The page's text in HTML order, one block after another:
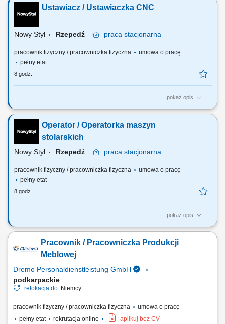
(Bacci, Fanum) prowadzenie procesu produkcyjnego zgodnie z
dokumentacją; kontrola poprawności kluczowych parametrów
produkowanych komponentów; osiąganie ustalonych...
Ustawiacz / Ustawiaczka CNC
Nowy Styl Rzepedź praca stacjonarna
pracownik fizyczny / pracowniczka fizyczna
umowa o pracę
pełny etat
8 godz.
pokaż opis
Twój zakres obowiązków: wybór programu i oprzyrządowania oraz
ustawienie parametrów pracy; prowadzenie procesu produkcyjnego
zgodnie z dokumentacją; kontrola procesu pracy maszyny CNC
kontrola poprawności kluczowych parametrów produkowanych
komponentów; osiąganie ustalonych celów...
Operator / Operatorka maszyn
stolarskich
Nowy Styl Rzepedź praca stacjonarna
pracownik fizyczny / pracowniczka fizyczna
umowa o pracę
pełny etat
8 godz.
pokaż opis
Twój zakres obowiązków: praca na stanowisku produkcyjnym w
stolarskich tj. prasy, walce, obrabiarki, strugarki czterostronne – po
przeszkoleniu; prowadzenie procesu produkcyjnego zgodnie z
Pracownik / Pracowniczka Produkcji
Meblowej
Dremo Personaldienstleistung GmbH
podkarpackie
relokacja do: Niemcy
pracownik fizyczny / pracowniczka fizyczna
umowa o pracę
pełny etat
rekrutacja online aplikuj bez CV